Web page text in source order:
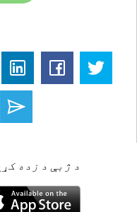
د ژبې د زده